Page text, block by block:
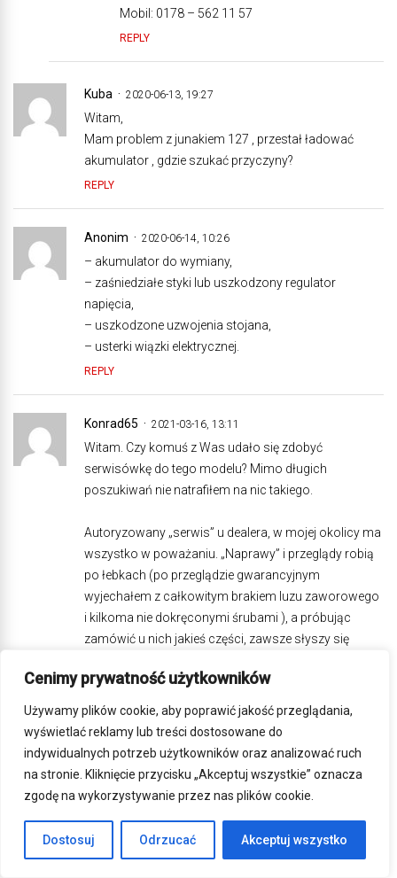
Cenimy prywatność użytkowników
Używamy plików cookie, aby poprawić jakość przeglądania,
wyświetlać reklamy lub treści dostosowane do
indywidualnych potrzeb użytkowników oraz analizować ruch
na stronie. Kliknięcie przycisku „Akceptuj wszystkie” oznacza
zgodę na wykorzystywanie przez nas plików cookie.
Dostosuj Odrzucać Akceptuj wszystko
Mobil: 0178 – 562 11 57
REPLY
Kuba 2020-06-13, 19:27
Witam,
Mam problem z junakiem 127 , przestał ładować
akumulator , gdzie szukać przyczyny?
REPLY
Anonim 2020-06-14, 10:26
– akumulator do wymiany,
– zaśniedziałe styki lub uszkodzony regulator
napięcia,
– uszkodzone uzwojenia stojana,
– usterki wiązki elektrycznej.
REPLY
Konrad65 2021-03-16, 13:11
Witam. Czy komuś z Was udało się zdobyć
serwisówkę do tego modelu? Mimo długich
poszukiwań nie natrafiłem na nic takiego.
Autoryzowany „serwis” u dealera, w mojej okolicy ma
wszystko w poważaniu. „Naprawy” i przeglądy robią
po łebkach (po przeglądzie gwarancyjnym
wyjechałem z całkowitym brakiem luzu zaworowego
i kilkoma nie dokręconymi śrubami ), a próbując
zamówić u nich jakieś części, zawsze słyszy się
Zdarzyło mi się przy próbie zamówienia pompy
hamulcowej, że po kilkukrotnym kontakcie z mojej
strony usłyszałem, że cześć jest nie do zdobycia i nie
mają pojęcia jak to naprawić i z jakiego innego junaka
może pasować na podmiankę.
rozwiązaniem problemu… ale serwisówki nie udało